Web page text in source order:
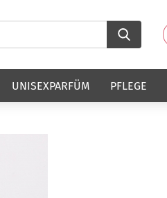
UNISEXPARFÜM PFLEGE